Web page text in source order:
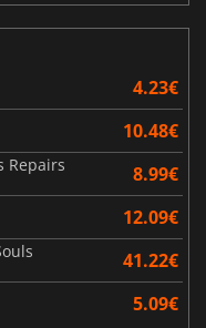
4.23€
10.48€
Repairs 8.99€
12.09€
41.22€
5.09€